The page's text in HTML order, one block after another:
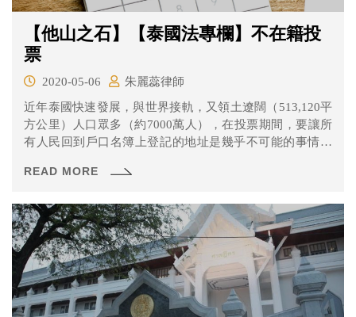
【他山之石】【泰國法專欄】不在籍投
票
2020-05-06
朱麗蕊律師
近年泰國快速發展，與世界接軌，又領土遼闊（513,120平
方公里）人口眾多（約7000萬人），在投票期間，要讓所
有人民回到戶口名簿上登記的地址是幾乎不可能的事情。
以在網路上申請不在籍投票，在泰國本土以外的不在籍投
READ MORE